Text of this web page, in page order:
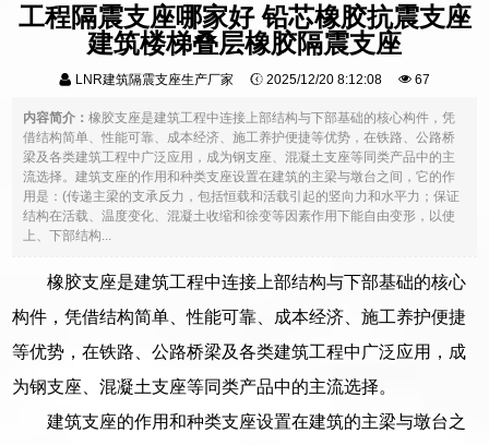
工程隔震支座哪家好 铅芯橡胶抗震支座
建筑楼梯叠层橡胶隔震支座
LNR建筑隔震支座生产厂家 2025/12/20 8:12:08 67
内容简介：橡胶支座是建筑工程中连接上部结构与下部基础的核心构件，凭
借结构简单、性能可靠、成本经济、施工养护便捷等优势，在铁路、公路桥
梁及各类建筑工程中广泛应用，成为钢支座、混凝土支座等同类产品中的主
流选择。建筑支座的作用和种类支座设置在建筑的主梁与墩台之间，它的作
用是：(传递主梁的支承反力，包括恒载和活载引起的竖向力和水平力；保证
结构在活载、温度变化、混凝土收缩和徐变等因素作用下能自由变形，以使
上、下部结构...
橡胶支座是建筑工程中连接上部结构与下部基础的核心
构件，凭借结构简单、性能可靠、成本经济、施工养护便捷
等优势，在铁路、公路桥梁及各类建筑工程中广泛应用，成
为钢支座、混凝土支座等同类产品中的主流选择。
建筑支座的作用和种类支座设置在建筑的主梁与墩台之